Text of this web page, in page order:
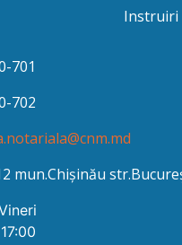
Instruiri
701
702
mun.Chișinău